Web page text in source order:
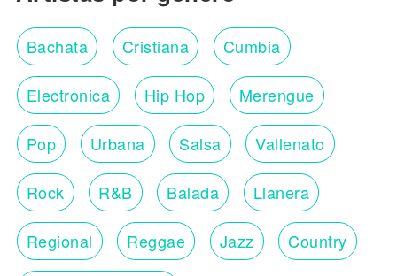
Bachata Cristiana Cumbia
Electronica Hip Hop Merengue
Pop Urbana Salsa Vallenato
Rock R&B Balada Llanera
Regional Reggae Jazz Country